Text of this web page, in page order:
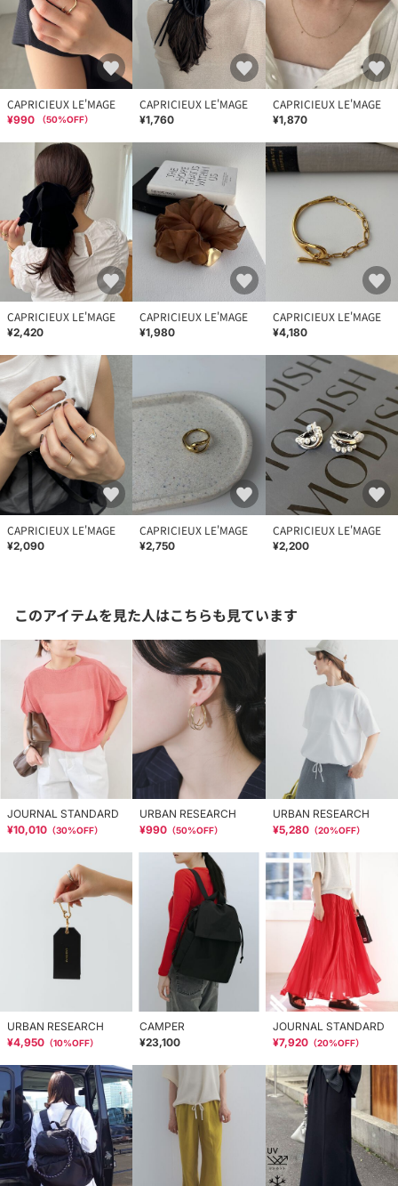
CAPRICIEUX LE'MAGE
¥990 （50%OFF）
CAPRICIEUX LE'MAGE
¥1,760
CAPRICIEUX LE'MAGE
¥1,870
CAPRICIEUX LE'MAGE
¥2,420
CAPRICIEUX LE'MAGE
¥1,980
CAPRICIEUX LE'MAGE
¥4,180
CAPRICIEUX LE'MAGE
¥2,090
CAPRICIEUX LE'MAGE
¥2,750
CAPRICIEUX LE'MAGE
¥2,200